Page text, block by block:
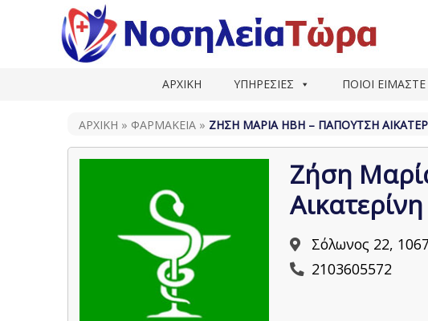
ΑΡΧΙΚΗ ΥΠΗΡΕΣΙΕΣ ΠΟΙΟΙ ΕΙΜΑΣΤΕ
ΑΡΧΙΚΗ » ΦΑΡΜΑΚΕΊΑ » ΖΉΣΗ ΜΑΡΊΑ ΉΒΗ – ΠΑΠΟΥΤΣΉ
Ζήση
Σόλωνος 22,
2103605572